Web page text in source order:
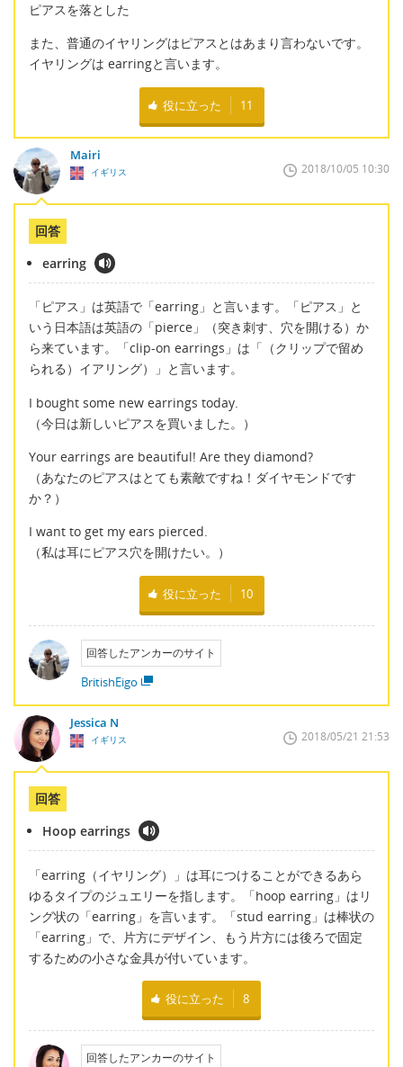
ピアスを落とした
また、普通のイヤリングはピアスとはあまり言わないです。
イヤリングは earringと言います。
役に立った 11
Mairi
イギリス 2018/10/05 10:30
回答
earring
「ピアス」は英語で「earring」と言います。「ピアス」と
いう日本語は英語の「pierce」（突き刺す、穴を開ける）か
ら来ています。「clip-on earrings」は「（クリップで留め
られる）イアリング）」と言います。
I bought some new earrings today.
（今日は新しいピアスを買いました。）
Your earrings are beautiful! Are they diamond?
（あなたのピアスはとても素敵ですね！ダイヤモンドです
か？）
I want to get my ears pierced.
（私は耳にピアス穴を開けたい。）
役に立った 10
回答したアンカーのサイト
BritishEigo
Jessica N
イギリス 2018/05/21 21:53
回答
Hoop earrings
「earring（イヤリング）」は耳につけることができるあら
ゆるタイプのジュエリーを指します。「hoop earring」はリ
ング状の「earring」を言います。「stud earring」は棒状の
「earring」で、片方にデザイン、もう片方には後ろで固定
するための小さな金具が付いています。
役に立った 8
回答したアンカーのサイト